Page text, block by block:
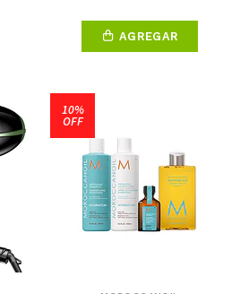
AGREGAR
10%
OFF